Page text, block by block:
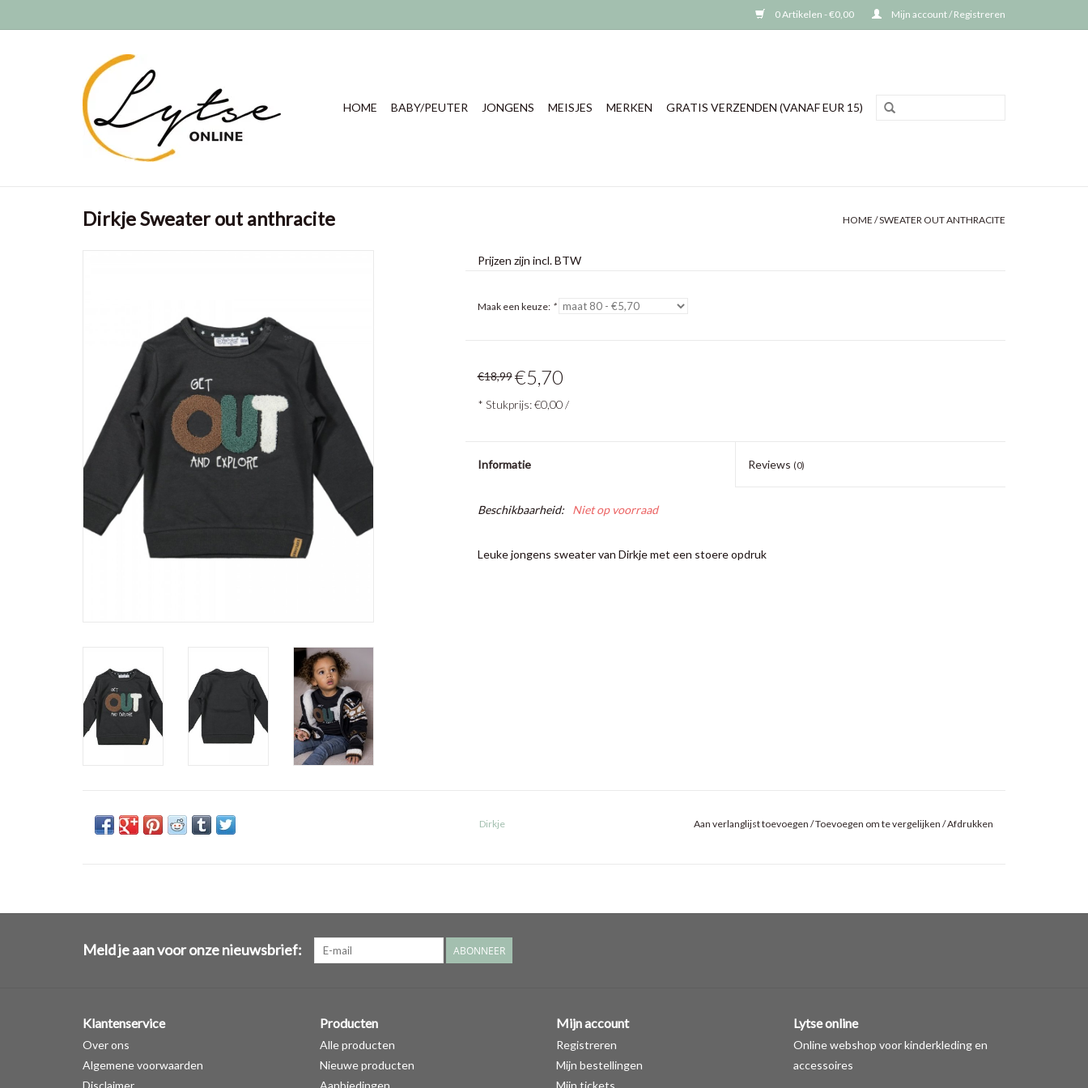
0 Artikelen - €0,00 Mijn account / Registreren
HOME BABY/PEUTER JONGENS MEISJES MERKEN GRATIS VERZENDEN (VANAF EUR 15)
Dirkje Sweater out anthracite HOME /SWEATER OUT ANTHRACITE
Prijzen zijn incl. BTW
Maak een keuze: *
€18,99 €5,70
* Stukprijs: €0,00 /
Informatie Reviews (0)
Beschikbaarheid: Niet op voorraad
Leuke jongens sweater van Dirkje met een stoere opdruk
Dirkje Aan verlanglijst toevoegen /Toevoegen om te vergelijken /Afdrukken
Meld je aan voor onze nieuwsbrief: ABONNEER
Klantenservice
Over ons
Algemene voorwaarden
Disclaimer
Producten
Alle producten
Nieuwe producten
Aanbiedingen
Mijn account
Registreren
Mijn bestellingen
Mijn tickets
Lytse online
Online webshop voor kinderkleding en
accessoires